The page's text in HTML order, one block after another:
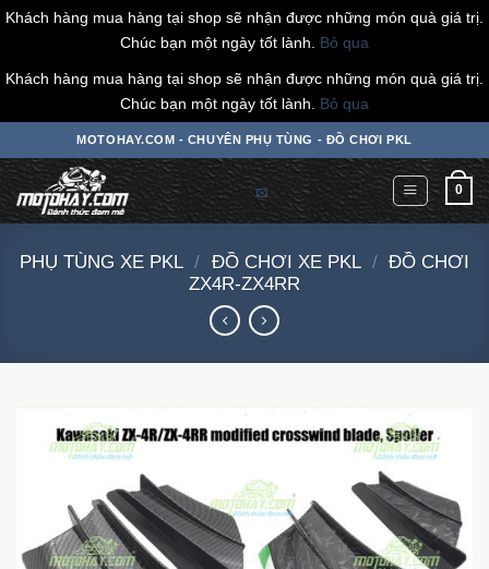
Khách hàng mua hàng tại shop sẽ nhận được những món quà giá trị.
Chúc bạn một ngày tốt lành. Bỏ qua
Khách hàng mua hàng tại shop sẽ nhận được những món quà giá trị.
Chúc bạn một ngày tốt lành. Bỏ qua
đến
dung
MOTOHAY.COM - CHUYÊN PHỤ TÙNG - ĐỒ CHƠI PKL
0
PHỤ TÙNG XE PKL / ĐỒ CHƠI XE PKL / ĐỒ CHƠI
ZX4R-ZX4RR